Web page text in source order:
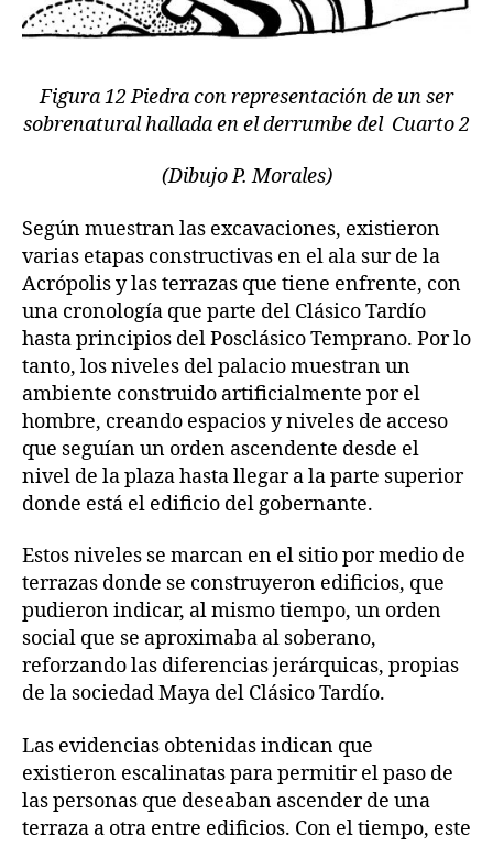
Figura 12 Piedra con representación de un ser
sobrenatural hallada en el derrumbe del Cuarto 2
(Dibujo P. Morales)
Según muestran las excavaciones, existieron
varias etapas constructivas en el ala sur de la
Acrópolis y las terrazas que tiene enfrente, con
una cronología que parte del Clásico Tardío
hasta principios del Posclásico Temprano. Por lo
tanto, los niveles del palacio muestran un
ambiente construido artificialmente por el
hombre, creando espacios y niveles de acceso
que seguían un orden ascendente desde el
nivel de la plaza hasta llegar a la parte superior
donde está el edificio del gobernante.
Estos niveles se marcan en el sitio por medio de
terrazas donde se construyeron edificios, que
pudieron indicar, al mismo tiempo, un orden
social que se aproximaba al soberano,
reforzando las diferencias jerárquicas, propias
de la sociedad Maya del Clásico Tardío.
Las evidencias obtenidas indican que
existieron escalinatas para permitir el paso de
las personas que deseaban ascender de una
terraza a otra entre edificios. Con el tiempo, este